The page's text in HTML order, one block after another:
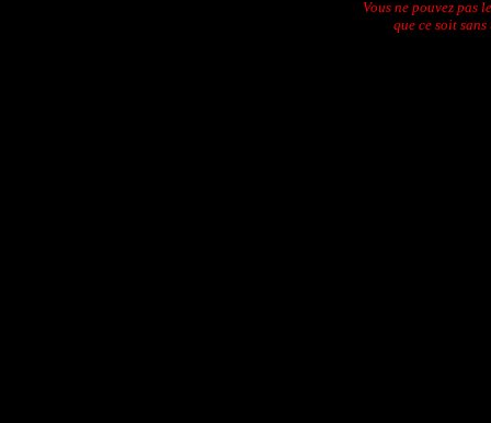
Vous ne pouvez pas
que ce soit